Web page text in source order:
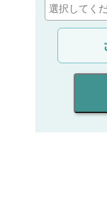
通信
出力
同時